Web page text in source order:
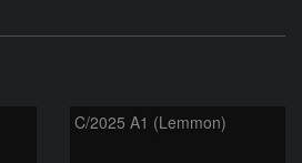
C/2025 A1 (Lemmon)